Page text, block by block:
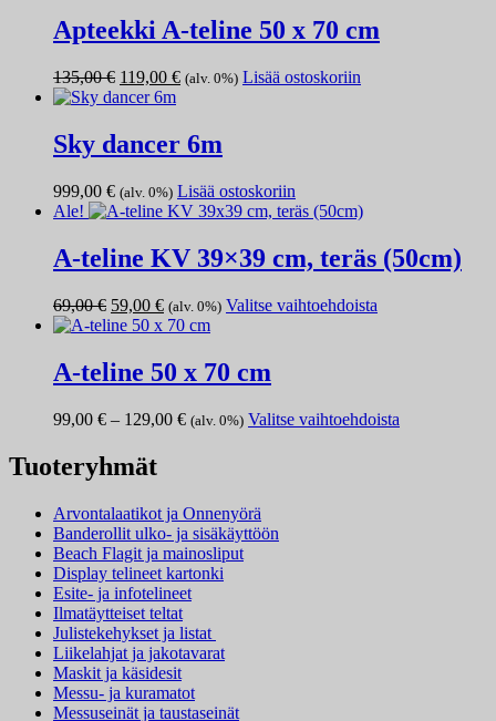
Apteekki A-teline 50 x 70 cm
135,00€ Alkuperäinen
hinta
119,00 €Nykyinen
119,00 €.
(alv. 0%) Lisää ostoskoriin
Sky dancer 6m
999,00 € (alv. 0%) Lisää ostoskoriin
Ale!
A-teline KV 39×39 cm, teräs (50cm)
69,00€ Alkuperäinen
hinta
69,00 €.
59,00 €Nykyinen
hinta
59,00 €.
(alv. 0%) Valitse vaihtoehdoista
tehdä
A-teline 50 x 70 cm
99,00 € – 129,00 €Hintaluokka:
(alv. 0%) Valitse vaihtoehdoista
Tuoteryhmät
Arvontalaatikot ja Onnenyörä
Banderollit ulko- ja sisäkäyttöön
Beach Flagit ja mainosliput
Display telineet kartonki
Esite- ja infotelineet
Ilmatäytteiset teltat
Julistekehykset ja listat
Liikelahjat ja jakotavarat
Maskit ja käsidesit
Messu- ja kuramatot
Messuseinät ja taustaseinät